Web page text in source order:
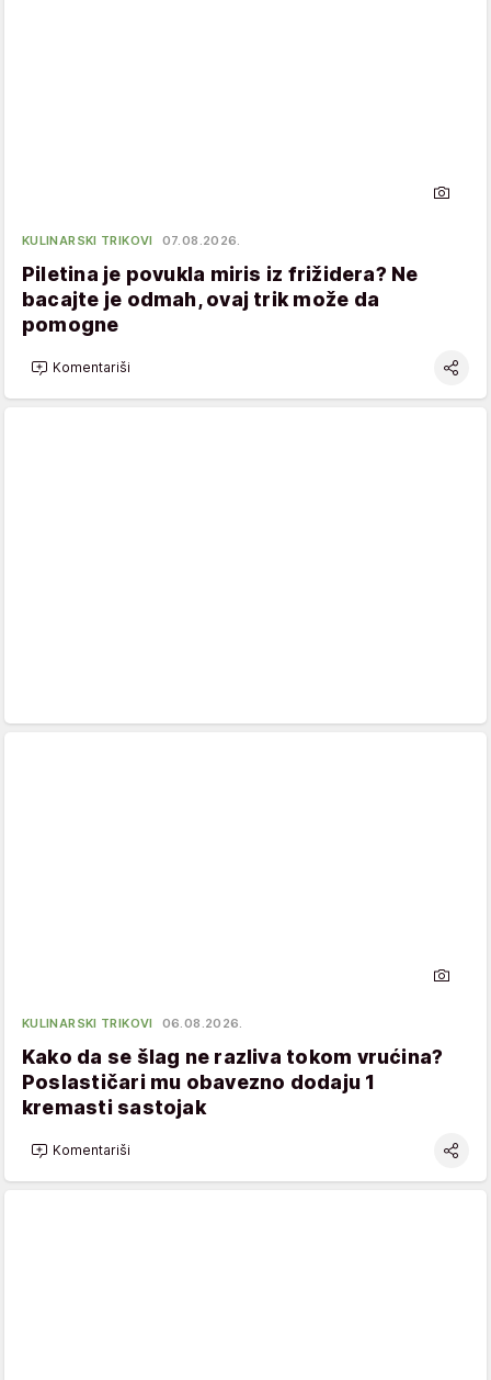
KULINARSKI TRIKOVI 07.08.2026.
Piletina je povukla miris iz frižidera? Ne
bacajte je odmah, ovaj trik može da
pomogne
Komentariši
KULINARSKI TRIKOVI 06.08.2026.
Kako da se šlag ne razliva tokom vrućina?
Poslastičari mu obavezno dodaju 1
kremasti sastojak
Komentariši